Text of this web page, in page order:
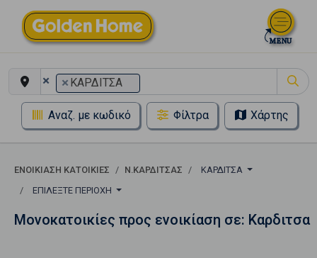
× × ΚΑΡΔΙΤΣΑ
Αναζ. με κωδικό Φίλτρα Χάρτης
ΕΝΟΙΚΊΑΣΗ ΚΑΤΟΙΚΊΕΣ Ν.ΚΑΡΔΙΤΣΑΣ
ΚΑΡΔΙΤΣΑ
ΕΠΙΛΈΞΤΕ ΠΕΡΙΟΧΉ
Μονοκατοικίες προς ενοικίαση σε: Καρδιτσα